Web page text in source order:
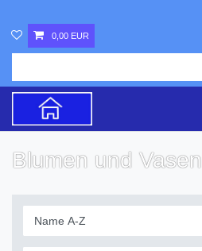
0,00 EUR
Blumen und Vasen